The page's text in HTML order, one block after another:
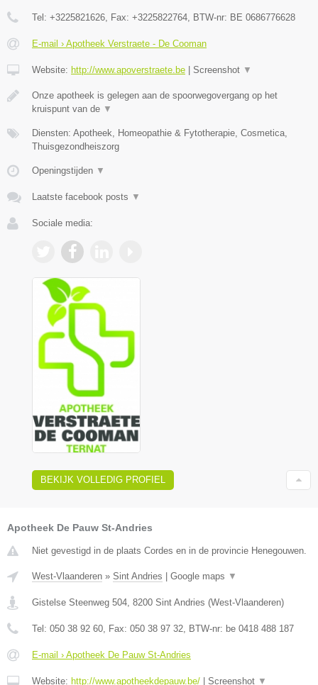
Tel: +3225821626 , Fax: +3225822764 , BTW-nr: BE 0686776628
E-mail › Apotheek Verstraete - De Cooman
Website: http://www.apoverstraete.be | Screenshot ▼
Onze apotheek is gelegen aan de spoorwegovergang op het
kruispunt van de ▼
Diensten: Apotheek, Homeopathie & Fytotherapie, Cosmetica,
Thuisgezondheiszorg
Openingstijden ▼
Laatste facebook posts ▼
Sociale media:
BEKIJK VOLLEDIG PROFIEL
Apotheek De Pauw St-Andries
Niet gevestigd in de plaats Cordes en in de provincie Henegouwen.
West-Vlaanderen » Sint Andries Google maps ▼
Gistelse Steenweg 504, 8200 Sint Andries (West-Vlaanderen)
Tel: 050 38 92 60, Fax: 050 38 97 32, BTW-nr: be 0418 488 187
E-mail › Apotheek De Pauw St-Andries
Website: http://www.apotheekdepauw.be/ Screenshot ▼